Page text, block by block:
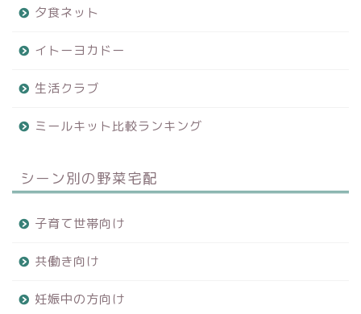
夕食ネット
イトーヨカドー
生活クラブ
ミールキット比較ランキング
シーン別の野菜宅配
子育て世帯向け
共働き向け
妊娠中の方向け